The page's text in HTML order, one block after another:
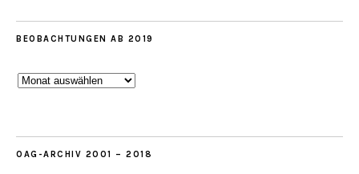
BEOBACHTUNGEN AB 2019
Beobachtungen
OAG-ARCHIV 2001 – 2018